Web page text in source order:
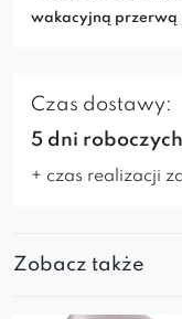
wakacyjną przerwą
Czas dostawy:
5 dni roboczych
+ czas realizacji
Zobacz także